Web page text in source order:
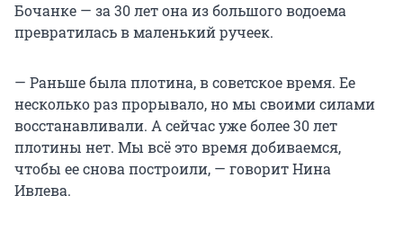
Бочанке — за 30 лет она из большого водоема
превратилась в маленький ручеек.
— Раньше была плотина, в советское время. Ее
несколько раз прорывало, но мы своими силами
восстанавливали. А сейчас уже более 30 лет
плотины нет. Мы всё это время добиваемся,
чтобы ее снова построили, — говорит Нина
Ивлева.